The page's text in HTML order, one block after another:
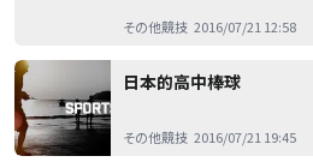
その他競技 2016/07/21 12:58
日本的高中棒球
その他競技 2016/07/21 19:45